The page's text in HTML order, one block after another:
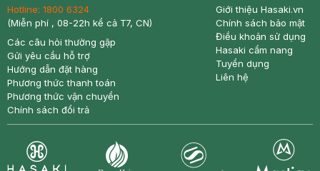
Hotline: 1800 6324
(Miễn phí , 08-22h kể cả T7, CN)
Các câu hỏi thường gặp
Gửi yêu cầu hỗ trợ
Hướng dẫn đặt hàng
Phương thức thanh toán
Phương thức vận chuyển
Chính sách đổi trả
Giới thiệu Hasaki.vn
Chính sách bảo mật
Điều khoản sử dụng
Hasaki cẩm nang
Tuyển dụng
Liên hệ